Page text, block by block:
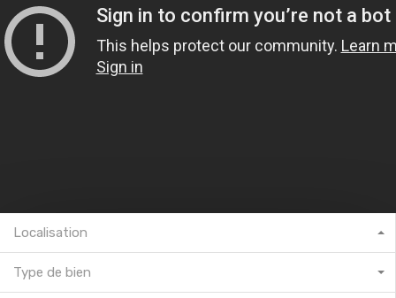
Localisation
Type de bien